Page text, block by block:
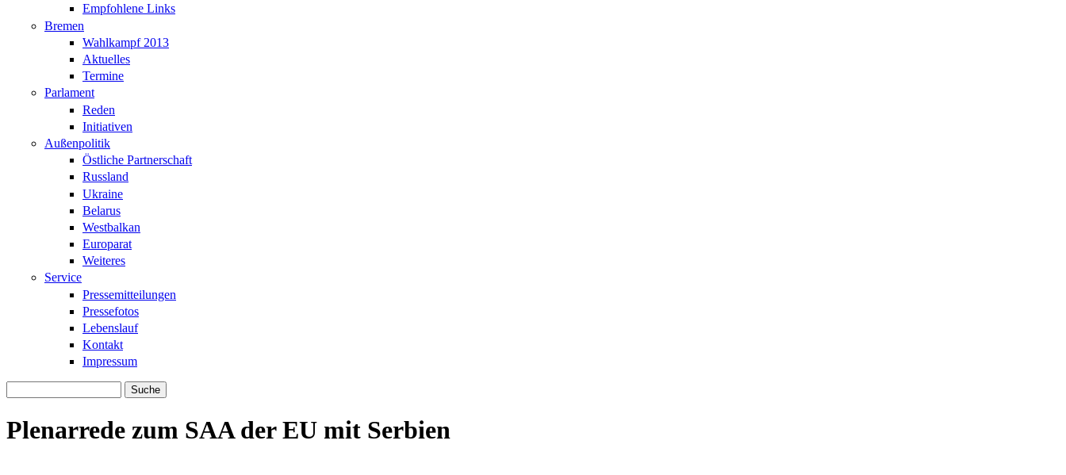
Empfohlene Links
Bremen
Wahlkampf 2013
Aktuelles
Termine
Parlament
Reden
Initiativen
Außenpolitik
Östliche Partnerschaft
Russland
Ukraine
Belarus
Westbalkan
Europarat
Weiteres
Service
Pressemitteilungen
Pressefotos
Lebenslauf
Kontakt
Impressum
Plenarrede zum SAA der EU mit Serbien